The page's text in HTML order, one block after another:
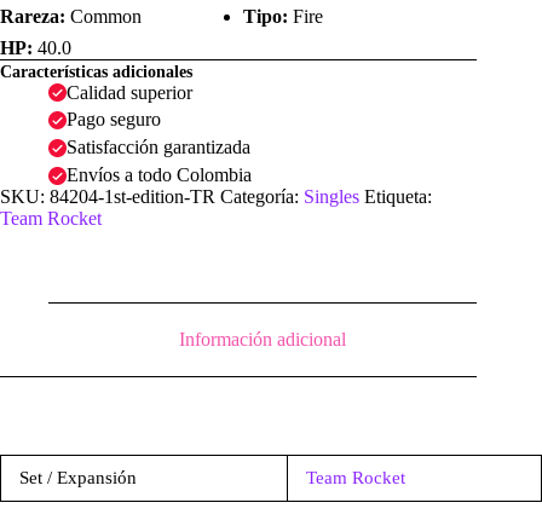
Rareza: Common Tipo: Fire
HP: 40.0
Características adicionales
Calidad superior
Pago seguro
Satisfacción garantizada
Envíos a todo Colombia
SKU: 84204-1st-edition-TR Categoría: Singles Etiqueta:
Team Rocket
Información adicional
Set / Expansión Team Rocket